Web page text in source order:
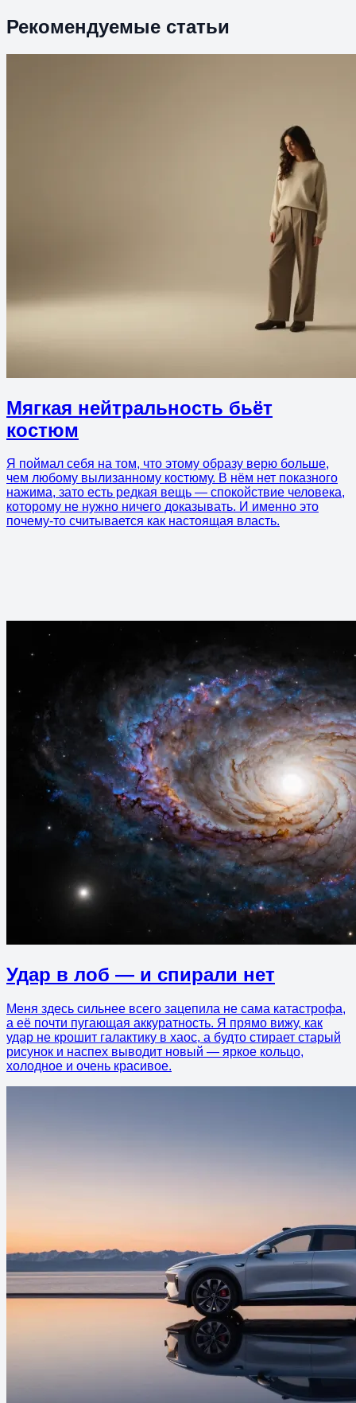
Рекомендуемые статьи
Мягкая нейтральность бьёт
костюм
Я поймал себя на том, что этому образу верю больше,
чем любому вылизанному костюму. В нём нет показного
нажима, зато есть редкая вещь — спокойствие человека,
которому не нужно ничего доказывать. И именно это
почему-то считывается как настоящая власть.
Удар в лоб — и спирали нет
Меня здесь сильнее всего зацепила не сама катастрофа,
а её почти пугающая аккуратность. Я прямо вижу, как
удар не крошит галактику в хаос, а будто стирает старый
рисунок и наспех выводит новый — яркое кольцо,
холодное и очень красивое.